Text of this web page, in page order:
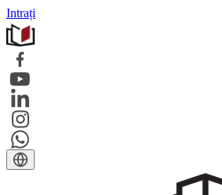
Intrați